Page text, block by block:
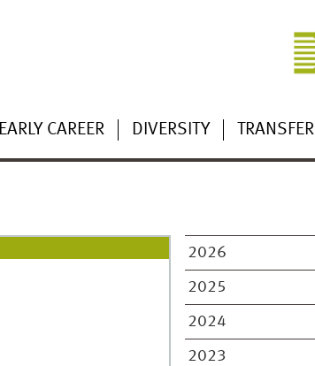
EARLY CAREER DIVERSITY TRANSFER
2026
2025
2024
2023